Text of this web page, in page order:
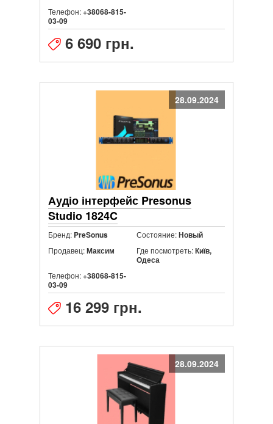
Телефон:+38068-815-
03-09
6 690 грн.
28.09.2024
Аудіо інтерфейс Presonus
Studio 1824C
Бренд: PreSonus Состояние:Новый
Продавец:Максим Где посмотреть:Київ,
Одеса
Телефон:+38068-815-
03-09
16 299 грн.
28.09.2024